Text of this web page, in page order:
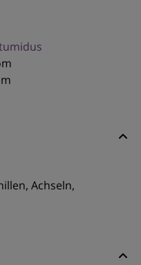
Achseln,